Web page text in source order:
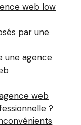
web low
par une
une agence
web
?